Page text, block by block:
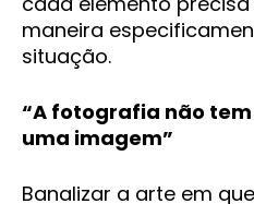
maneira
situação.
“A fotografia não
uma imagem”
Banalizar a arte em